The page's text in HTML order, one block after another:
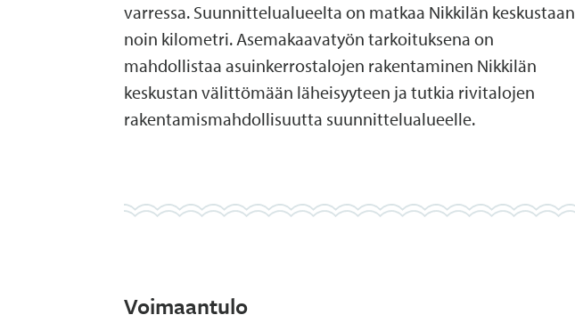
varressa. Suunnittelualueelta on matkaa Nikkilän keskustaan
noin kilometri. Asemakaavatyön tarkoituksena on
mahdollistaa asuinkerrostalojen rakentaminen Nikkilän
keskustan välittömään läheisyyteen ja tutkia rivitalojen
rakentamismahdollisuutta suunnittelualueelle.
Voimaantulo